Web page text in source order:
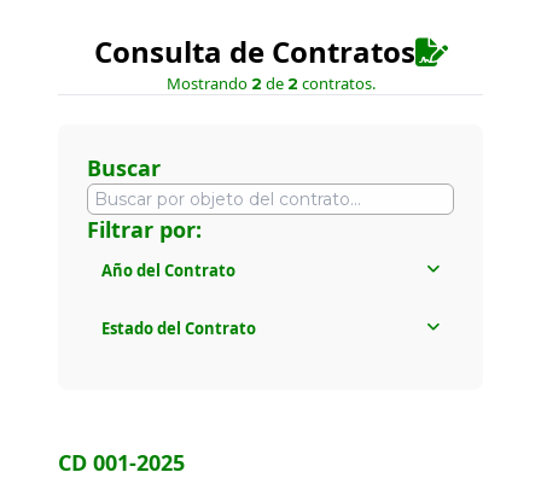
Consulta de Contratos
Mostrando2 de2 contratos.
Buscar
Filtrar por:
Año del Contrato
Estado del Contrato
Liquidado
CD 001-2025